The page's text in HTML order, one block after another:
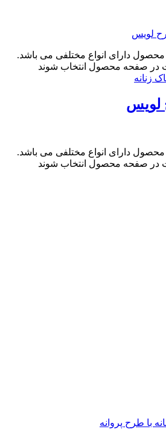
انواع مختلفی می باشد.
محصول انتخاب شوند
انواع مختلفی می باشد.
محصول انتخاب شوند